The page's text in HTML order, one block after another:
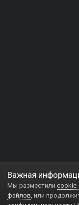
Важная
Мы разместили
файлов, или